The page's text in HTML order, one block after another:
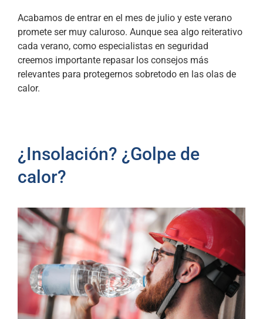
Acabamos de entrar en el mes de julio y este verano
promete ser muy caluroso. Aunque sea algo reiterativo
cada verano, como especialistas en seguridad
creemos importante repasar los consejos más
relevantes para protegernos sobretodo en las olas de
calor.
¿Insolación? ¿Golpe de
calor?